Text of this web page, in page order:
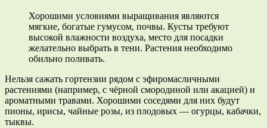
Хорошими условиями выращивания являются
мягкие, богатые гумусом, почвы. Кусты требуют
высокой влажности воздуха, место для посадки
желательно выбрать в тени. Растения необходимо
обильно поливать.
Нельзя сажать гортензии рядом с эфиромасличными
растениями (например, с чёрной смородиной или акацией) и
ароматными травами. Хорошими соседями для них будут
пионы, ирисы, чайные розы, из плодовых — огурцы, кабачки,
тыквы.